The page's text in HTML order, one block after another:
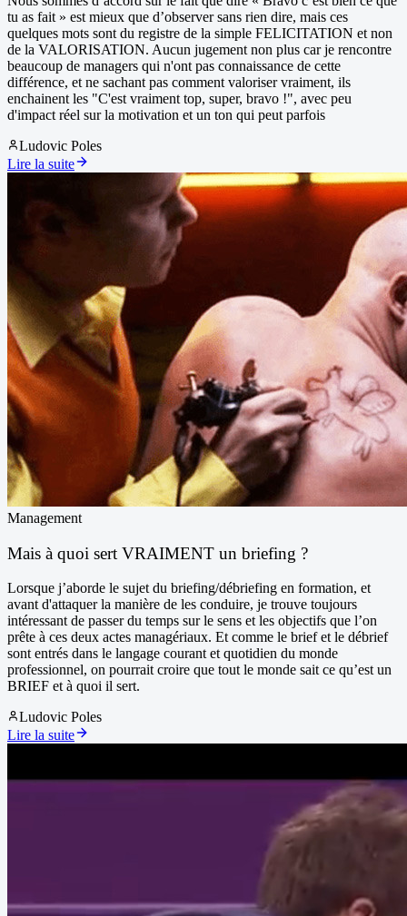
tu as fait » est mieux que d’observer sans rien dire, mais ces
quelques mots sont du registre de la simple FELICITATION et non
de la VALORISATION. Aucun jugement non plus car je rencontre
beaucoup de managers qui n'ont pas connaissance de cette
différence, et ne sachant pas comment valoriser vraiment, ils
enchainent les "C'est vraiment top, super, bravo !", avec peu
d'impact réel sur la motivation et un ton qui peut parfois
Ludovic Poles
Lire la suite
Management
Mais à quoi sert VRAIMENT un briefing ?
Lorsque j’aborde le sujet du briefing/débriefing en formation, et
avant d'attaquer la manière de les conduire, je trouve toujours
intéressant de passer du temps sur le sens et les objectifs que l’on
prête à ces deux actes managériaux. Et comme le brief et le débrief
sont entrés dans le langage courant et quotidien du monde
professionnel, on pourrait croire que tout le monde sait ce qu’est un
BRIEF et à quoi il sert.
Ludovic Poles
Lire la suite